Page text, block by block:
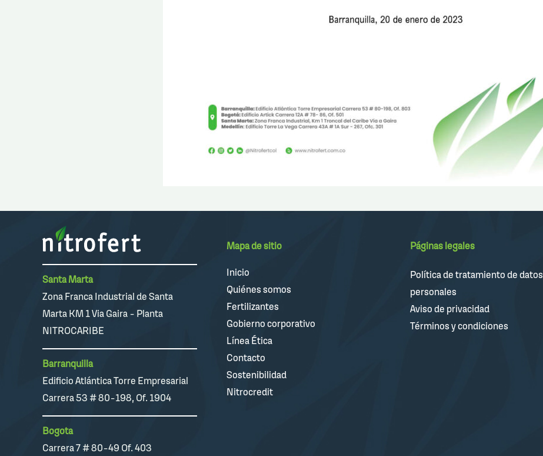
Santa Marta
Zona Franca Industrial de Santa
Marta KM 1 Via Gaira - Planta
NITROCARIBE
Barranquilla
Edificio Atlántica Torre Empresarial
Carrera 53 # 80-198, Of. 1904
Bogota
Carrera 7 # 80-49 Of. 403
Mapa de sitio
Inicio
Quiénes somos
Fertilizantes
Gobierno corporativo
Línea Ética
Contacto
Sostenibilidad
Nitrocredit
Páginas legales
Política de tratamiento de datos
personales
Aviso de privacidad
Términos y condiciones